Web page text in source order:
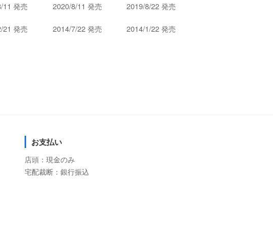
11 発売 2020/8/11 発売 2019/8/22 発売
21 発売 2014/7/22 発売 2014/1/22 発売
お支払い
店頭：現金のみ
宅配裁断：銀行振込